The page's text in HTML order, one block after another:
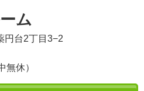
ム
円台2丁目3−2
無休）